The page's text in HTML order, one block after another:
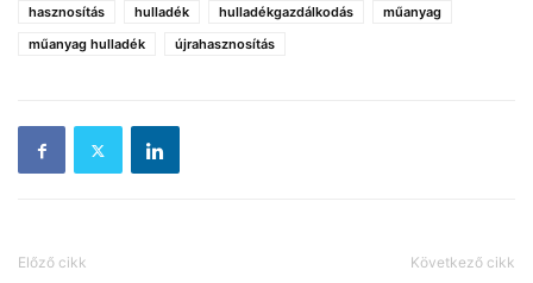
hasznosítás hulladék hulladékgazdálkodás
műanyag
műanyag hulladék
újrahasznosítás
Előző cikk Következő cikk